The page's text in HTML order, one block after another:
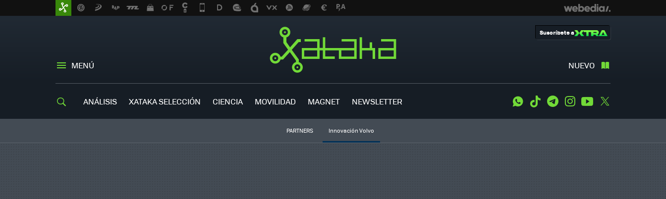
MENÚ NUEVO
Suscríbete a
ANÁLISIS XATAKA SELECCIÓN CIENCIA MOVILIDAD MAGNET NEWSLETTER WhatsApp
Tiktok TelegramInstagramYoutube
PARTNERS Innovación Volvo